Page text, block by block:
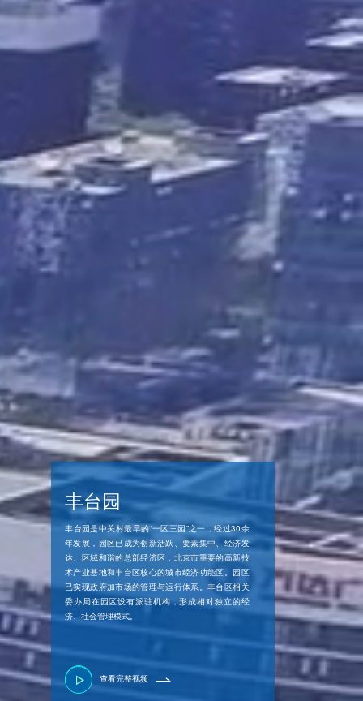
丰台园
丰台园是中关村最早的“一区三园”之一，经过30余
年发展，园区已成为创新活跃、要素集中、经济发
达、区域和谐的总部经济区，北京市重要的高新技
术产业基地和丰台区核心的城市经济功能区。园区
已实现政府加市场的管理与运行体系。丰台区相关
委办局在园区设有派驻机构，形成相对独立的经
济、社会管理模式。
查看完整视频